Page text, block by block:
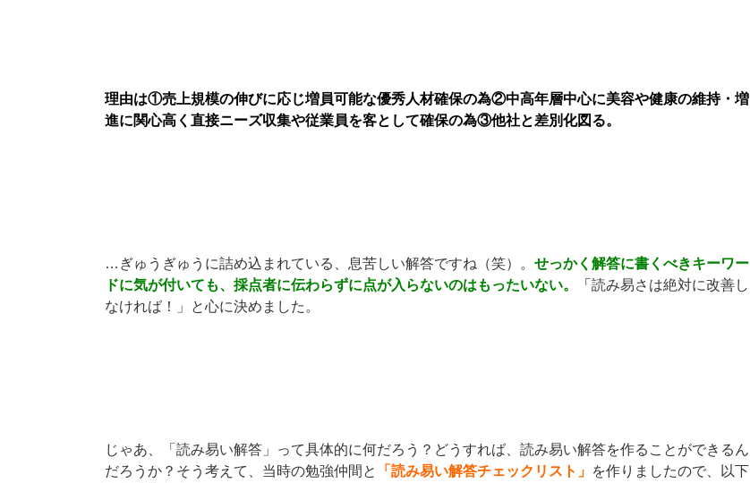
理由は①売上規模の伸びに応じ増員可能な優秀人材確保の為②中高年層中心に美容や健康の維持・増
進に関心高く直接ニーズ収集や従業員を客として確保の為③他社と差別化図る。
…ぎゅうぎゅうに詰め込まれている、息苦しい解答ですね（笑）。 せっかく解答に書くべきキーワー
ドに気が付いても、採点者に伝わらずに点が入らないのはもったいない。
「 読み易さは絶対に改善し
なければ！」と心に決めました。
じゃあ、「読み易い解答」って具体的に何だろう？どうすれば、読み易い解答を作ることができるん
だろうか？そう考えて、当時の勉強仲間と
「読み易い解答チェックリスト」 を作りましたので、以下